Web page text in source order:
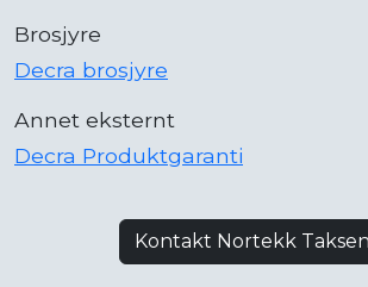
Brosjyre
Decra brosjyre
Annet eksternt
Decra Produktgaranti
Kontakt Nortekk